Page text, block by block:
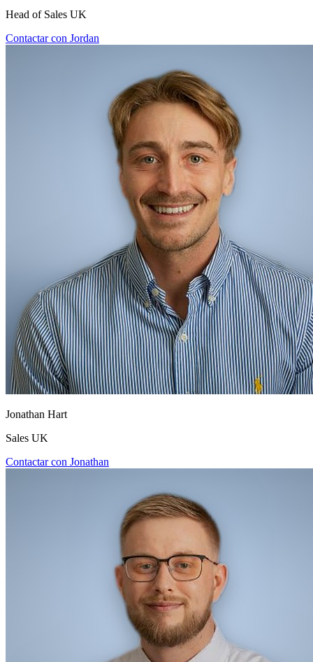
Head of Sales UK
Contactar con Jordan
Jonathan Hart
Sales UK
Contactar con Jonathan